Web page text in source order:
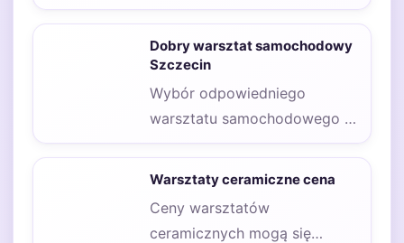
podłogach rosnącej liczby
już nie…
Dobry warsztat samochodowy
Szczecin
Wybór odpowiedniego
warsztatu samochodowego w
Szczecinie może być
kluczowy dla zachowania
pojazdu.…
Warsztaty ceramiczne cena
Ceny warsztatów
ceramicznych mogą się